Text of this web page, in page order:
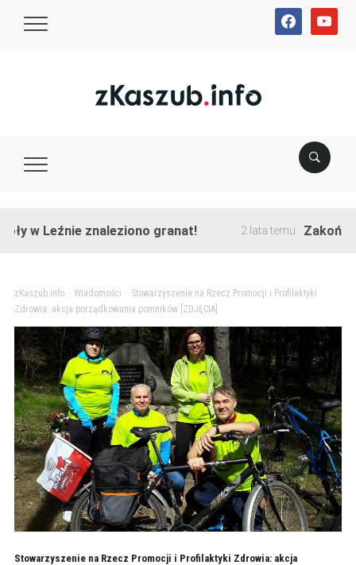
facebookyoutube
znaleziono granat! 2 lata temu Zakończono
zKaszub.info> Wiadomości
Stowarzyszenie na Rzecz Promocji i Profilaktyki
Zdrowia: akcja porządkowania pomników [ZDJĘCIA]
Stowarzyszenie na Rzecz Promocji i Profilaktyki Zdrowia: akcja